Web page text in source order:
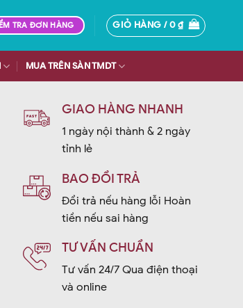
TRA ĐƠN HÀNG GIỎ HÀNG /0₫
MUA TRÊN SÀN TMDT
GIAO HÀNG NHANH
1 ngày nội thành & 2 ngày
tỉnh lẻ
BAO ĐỔI TRẢ
Đổi trả nếu hàng lỗi Hoàn
tiền nếu sai hàng
TƯ VẤN CHUẨN
Tư vấn 24/7 Qua điện thoại
và online